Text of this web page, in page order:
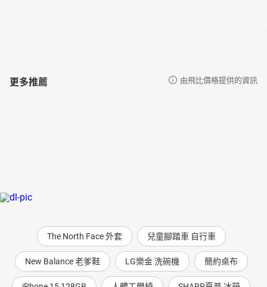
更多推薦 由飛比價格提供的資訊
The North Face 外套 兒童腳踏車 自行車
New Balance 老爹鞋 LG樂金 洗碗機 簡約桌布